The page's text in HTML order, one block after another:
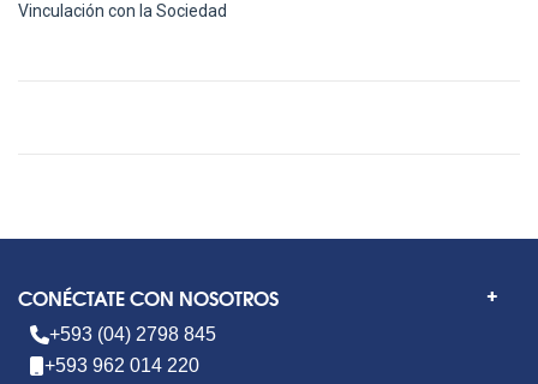
Vinculación con la Sociedad
CONÉCTATE CON NOSOTROS
+593 (04) 2798 845
+593 962 014 220